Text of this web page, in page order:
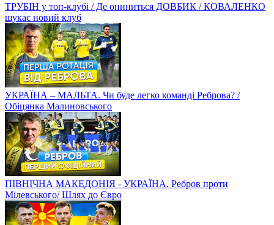
ТРУБІН у топ-клубі / Де опиниться ДОВБИК / КОВАЛЕНКО
шукає новий клуб
УКРАЇНА – МАЛЬТА. Чи буде легко команді Реброва? /
Обіцянка Малиновського
ПІВНІЧНА МАКЕДОНІЯ - УКРАЇНА. Ребров проти
Мілевського/ Шлях до Євро